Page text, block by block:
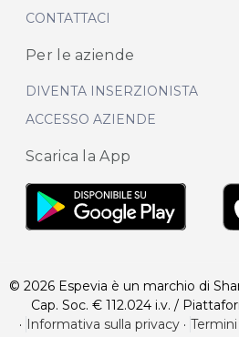
CONTATTACI
Per le aziende
DIVENTA INSERZIONISTA
ACCESSO AZIENDE
Scarica la App
© 2026 Espevia è un marchio di
Cap. Soc. € 112.024 i.v. /
· Informativa sulla privacy·